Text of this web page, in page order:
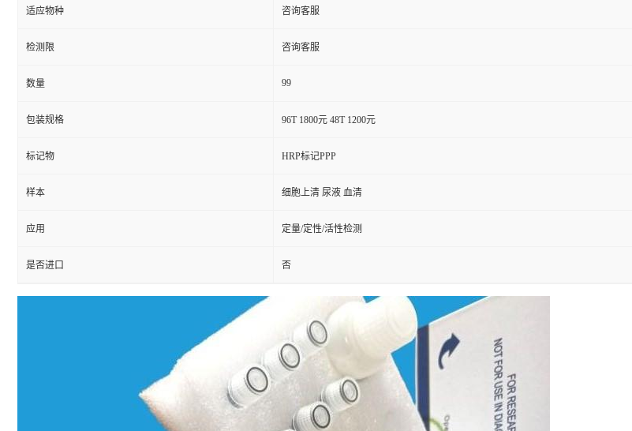
适应物种 咨询客服
检测限 咨询客服
数量 99
包装规格 96T 1800元 48T 1200元
标记物 HRP标记PPP
样本 细胞上清 尿液 血清
应用 定量/定性/活性检测
是否进口 否